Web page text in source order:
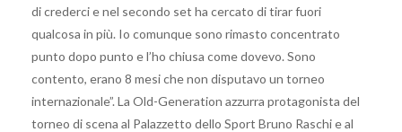
di crederci e nel secondo set ha cercato di tirar fuori
qualcosa in più. Io comunque sono rimasto concentrato
punto dopo punto e l’ho chiusa come dovevo. Sono
contento, erano 8 mesi che non disputavo un torneo
internazionale”. La Old-Generation azzurra protagonista del
torneo di scena al Palazzetto dello Sport Bruno Raschi e al